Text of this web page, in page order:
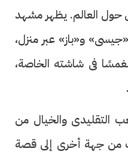
حول العالم. يظهر مشهد
و«باز» عبر منزل،
فى شاشته الخاصة،
التقليدى والخيال من
من جهة أخرى إلى قصة